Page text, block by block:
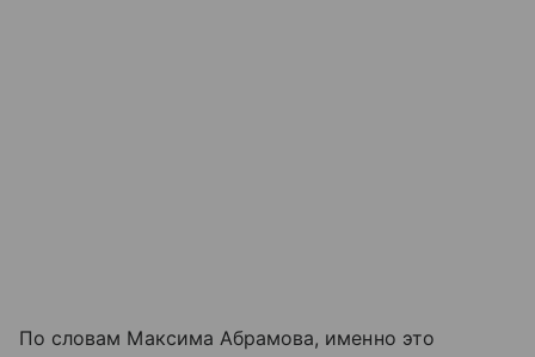
По словам Максима Абрамова, именно это